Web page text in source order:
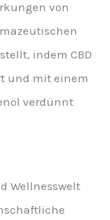
von
indem CBD
und mit einem
verdünnt
Wellnesswelt